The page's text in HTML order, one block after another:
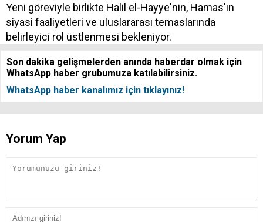
Yeni göreviyle birlikte Halil el-Hayye'nin, Hamas'ın
siyasi faaliyetleri ve uluslararası temaslarında
belirleyici rol üstlenmesi bekleniyor.
Son dakika gelişmelerden anında haberdar olmak için
WhatsApp haber grubumuza katılabilirsiniz.
WhatsApp haber kanalımız için tıklayınız!
Yorum Yap